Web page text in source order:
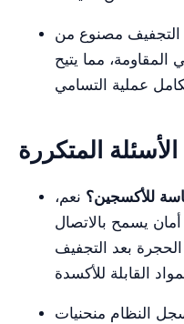
مصنوع من
المقاومة، مما يتيح
للأكسجين؟ نعم،
يسمح بالاتصال
بعد التجفيف
النظام منحنيات